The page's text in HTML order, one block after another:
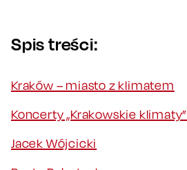
Spis treści:
Kraków – miasto z klimatem
Koncerty „Krakowskie klimaty”
Jacek Wójcicki